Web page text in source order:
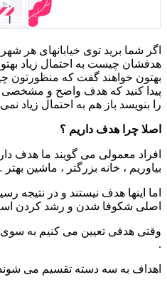
اگر شما برید توی خیابانهای هر
هدفشان چیست به احتمال زیاد
بهتون خواهند گفت که منظورتون
پیدا کنید که هدف واضح و
را بنویسد باز هم به احتمال زیاد نمی
اصلا چرا هدف داریم ؟
افراد معمولی می گویند ما هدف
بیاوریم ، خانه بزرگتر ، ماشین
اما اینها هدف نیستند و در
اصلی شکوفا شدن و رشد کردن
وقتی هدفی تعیین می کنیم به
.
اهداف به سه دسته تقسیم می